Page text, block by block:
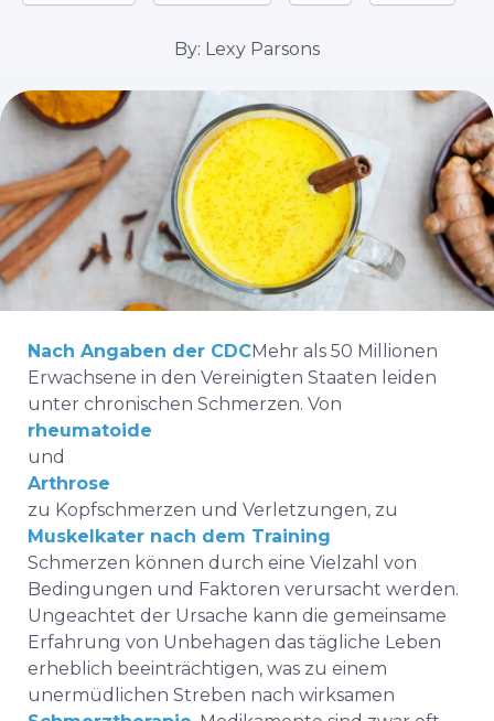
By: Lexy Parsons
Nach Angaben der CDCMehr als 50 Millionen
Erwachsene in den Vereinigten Staaten leiden
unter chronischen Schmerzen. Von
rheumatoide
und
Arthrose
zu Kopfschmerzen und Verletzungen, zu
Muskelkater nach dem Training
Schmerzen können durch eine Vielzahl von
Bedingungen und Faktoren verursacht werden.
Ungeachtet der Ursache kann die gemeinsame
Erfahrung von Unbehagen das tägliche Leben
erheblich beeinträchtigen, was zu einem
unermüdlichen Streben nach wirksamen